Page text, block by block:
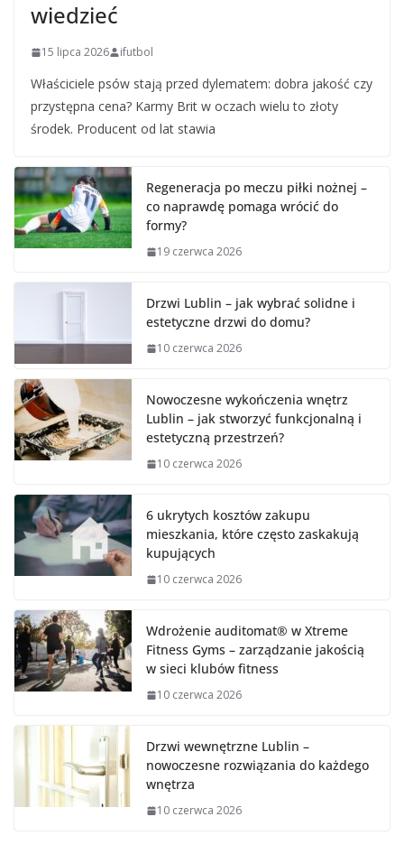
wiedzieć
15 lipca 2026 ifutbol
Właściciele psów stają przed dylematem: dobra jakość czy
przystępna cena? Karmy Brit w oczach wielu to złoty
środek. Producent od lat stawia
Regeneracja po meczu piłki nożnej –
co naprawdę pomaga wrócić do
formy?
19 czerwca 2026
Drzwi Lublin – jak wybrać solidne i
estetyczne drzwi do domu?
10 czerwca 2026
Nowoczesne wykończenia wnętrz
Lublin – jak stworzyć funkcjonalną i
estetyczną przestrzeń?
10 czerwca 2026
6 ukrytych kosztów zakupu
mieszkania, które często zaskakują
kupujących
10 czerwca 2026
Wdrożenie auditomat® w Xtreme
Fitness Gyms – zarządzanie jakością
w sieci klubów fitness
10 czerwca 2026
Drzwi wewnętrzne Lublin –
nowoczesne rozwiązania do każdego
wnętrza
10 czerwca 2026